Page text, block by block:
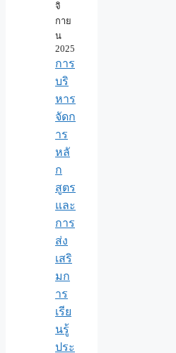
จิ
กาย
น
2025
การ
บริ
หาร
จัดก
าร
หลั
ก
สูตร
และ
การ
ส่ง
เสริ
มก
าร
เรีย
นรู้
ประ